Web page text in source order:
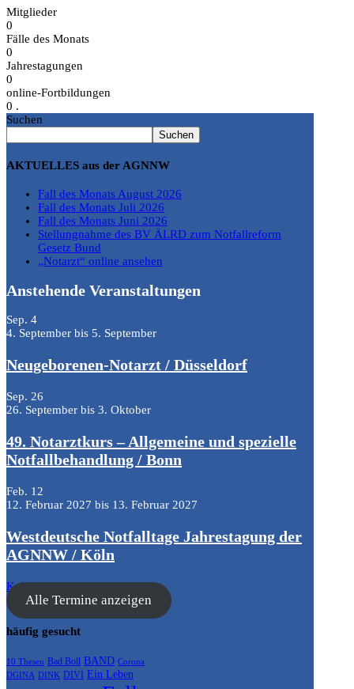
Mitglieder
0
Fälle des Monats
0
Jahrestagungen
0
online-Fortbildungen
0 .
Suchen
Suchen
AKTUELLES aus der AGNNW
Fall des Monats August 2026
Fall des Monats Juli 2026
Fall des Monats Juni 2026
Stellungnahme des BV ÄLRD zum Notfallreform
Gesetz Bund
„Notarzt“ online ansehen
Anstehende Veranstaltungen
Sep. 4
4. September bis 5. September
Neugeborenen-Notarzt / Düsseldorf
Sep. 26
26. September bis 3. Oktober
49. Notarztkurs – Allgemeine und spezielle
Notfallbehandlung / Bonn
Feb. 12
12. Februar 2027 bis 13. Februar 2027
Westdeutsche Notfalltage Jahrestagung der
AGNNW / Köln
Kalender anzeigen
Alle Termine anzeigen
häufig gesucht
10 Thesen Bad Boll BAND Corona
DGINA DINK DIVI Ein Leben